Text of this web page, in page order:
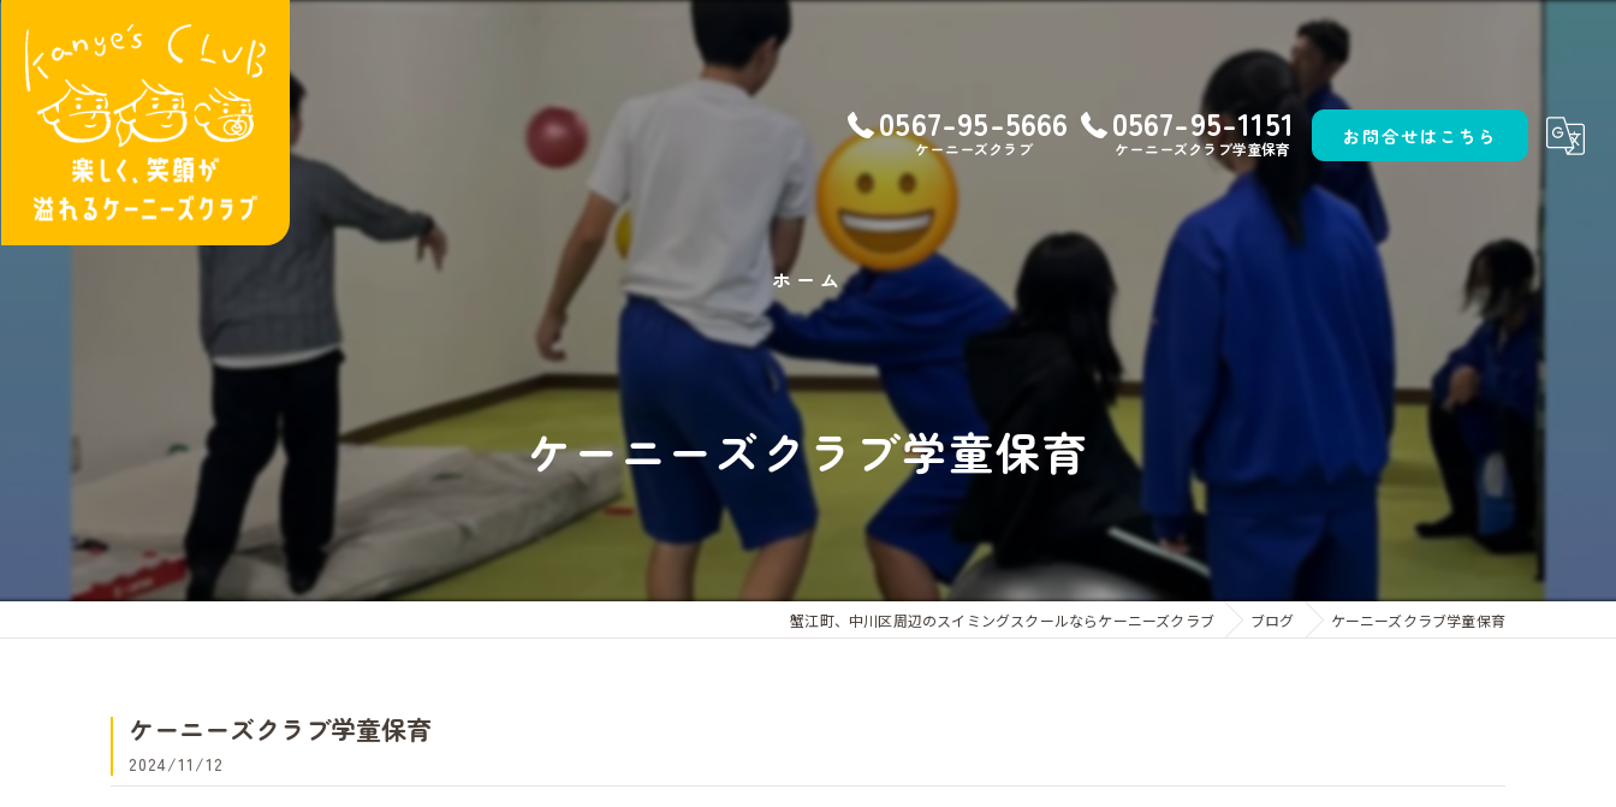
0567-95-5666
ケーニーズクラブ
0567-95-1151
ケーニーズクラブ学童保育
お問合せはこちら
ホーム
ケーニーズクラブ学童保育
蟹江町、中川区周辺のスイミングスクールならケーニーズクラブ ブログ ケーニーズクラブ学童保育
ケーニーズクラブ学童保育
2024/11/12